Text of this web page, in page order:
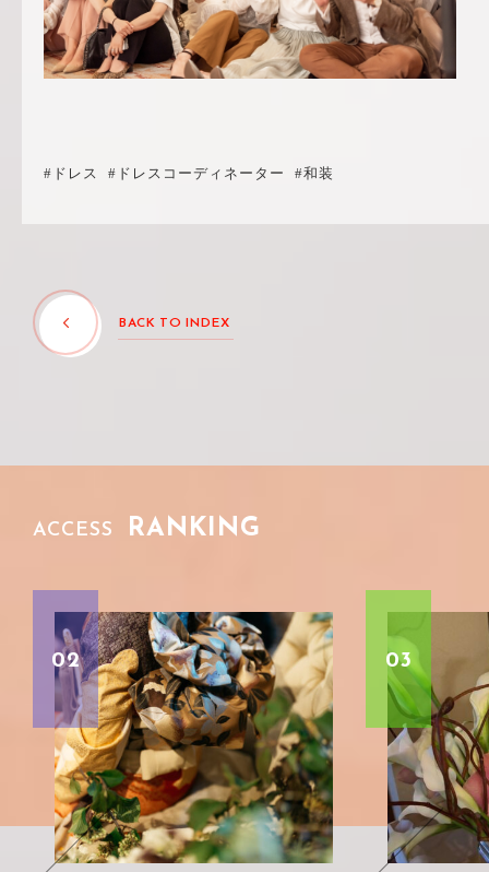
#ドレス #ドレスコーディネーター #和装
BACK TO INDEX
ACCESS RANKING
03 04